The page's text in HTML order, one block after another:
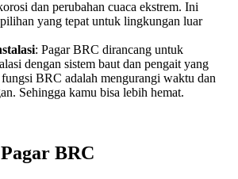
dan perubahan cuaca ekstrem. Ini
yang tepat untuk lingkungan luar
: Pagar BRC dirancang untuk
dengan sistem baut dan pengait yang
fungsi BRC adalah mengurangi waktu dan
Sehingga kamu bisa lebih hemat.
BRC